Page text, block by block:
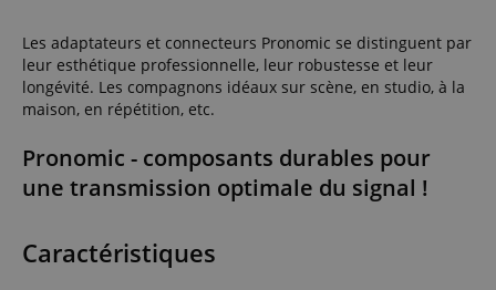
Les adaptateurs et connecteurs Pronomic se distinguent par
leur esthétique professionnelle, leur robustesse et leur
longévité. Les compagnons idéaux sur scène, en studio, à la
maison, en répétition, etc.
Pronomic - composants durables pour
une transmission optimale du signal !
Caractéristiques